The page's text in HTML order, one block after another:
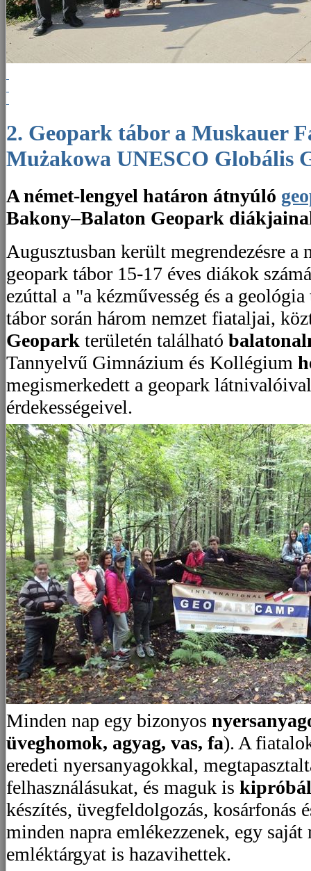
2. Geopark tábor a Muskauer Faltenbogen/Łuk
Mużakowa UNESCO Globális
A német-lengyel határon átnyúló
Bakony–Balaton Geopark
Augusztusban került megrendezésre a
geopark tábor 15-17 éves diákok
ezúttal a "a kézművesség és a
tábor során három nemzet fiataljai,
Geopark területén található
Tannyelvű Gimnázium és Kollégium
megismerkedett a geopark
érdekességeivel.
Minden nap egy bizonyos
üveghomok, agyag, vas, fa). A
eredeti nyersanyagokkal,
felhasználásukat, és maguk is
készítés, üvegfeldolgozás, kosárfonás
minden napra emlékezzenek, egy
emléktárgyat is hazavihettek.